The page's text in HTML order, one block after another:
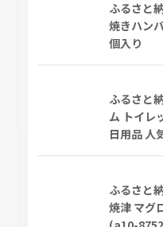
ふるさと
焼きハン
個入り
ふるさと
ム トイレ
日用品 人
ふるさと
焼津 マグ